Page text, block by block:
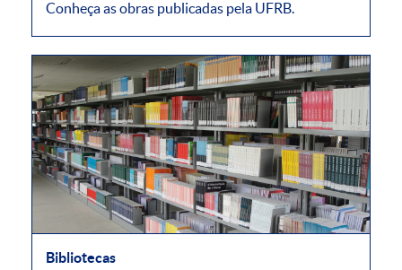
Conheça as obras publicadas pela UFRB.
Bibliotecas